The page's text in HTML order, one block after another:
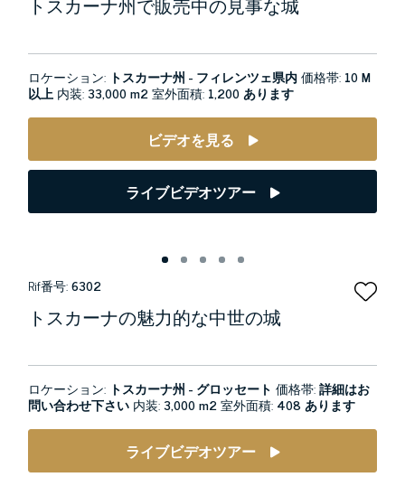
トスカーナ州で販売中の見事な城
ロケーション: トスカーナ州 - フィレンツェ県内価格帯: 10 M
以上 内装:33,000 m2室外面積: 1,200 あります
ビデオを見る
ライブビデオツアー
Rif番号:6302
トスカーナの魅力的な中世の城
ロケーション: トスカーナ州 - グロッセート 価格帯:詳細はお
問い合わせ下さい 内装:3,000 m2室外面積: 408 あります
ライブビデオツアー